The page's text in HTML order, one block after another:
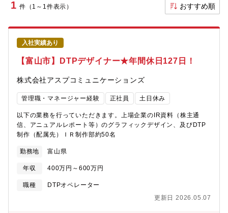
1 件（1～1件表示） おすすめ順
入社実績あり
【富山市】DTPデザイナー★年間休日127日！
株式会社アスプコミュニケーションズ
管理職・マネージャー経験 正社員 土日休み
以下の業務を行っていただきます。上場企業のIR資料（株主通
信、アニュアルレポート等）のグラフィックデザイン、及びDTP
制作（配属先）ＩＲ制作部約50名
勤務地 富山県
年収 400万円～600万円
職種
DTPオペレーター
更新日 2026.05.07